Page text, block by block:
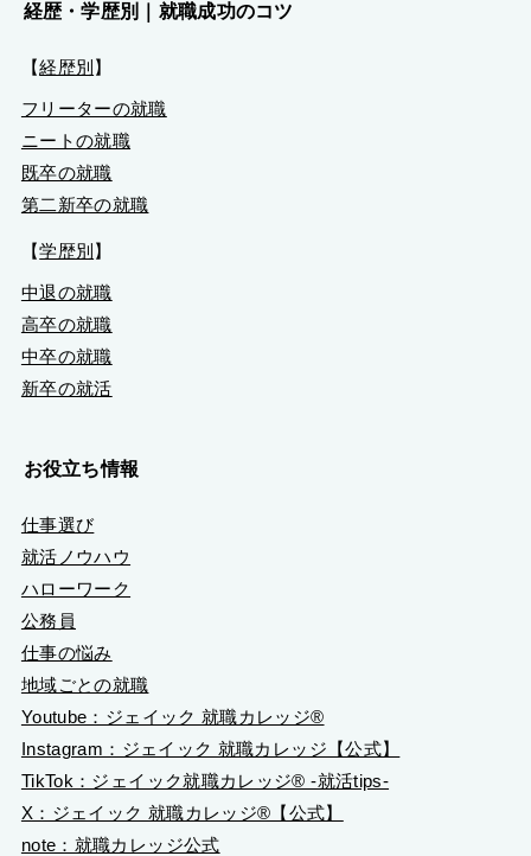
経歴・学歴別｜就職成功のコツ
【経歴別 】
フリーターの就職
ニートの就職
既卒の就職
第二新卒の就職
【学歴別 】
中退の就職
高卒の就職
中卒の就職
新卒の就活
お役立ち情報
仕事選び
就活ノウハウ
ハローワーク
公務員
仕事の悩み
地域ごとの就職
Youtube：ジェイック 就職カレッジ®
Instagram：ジェイック 就職カレッジ【公式】
TikTok：ジェイック就職カレッジ® ‐就活tips‐
X：ジェイック 就職カレッジ®【公式】
note：就職カレッジ公式